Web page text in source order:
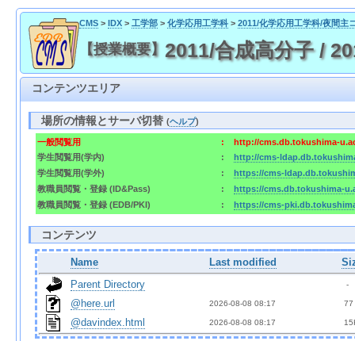
CMS> IDX> 工学部> 化学応用工学科> 2011/化学応用工学科/夜間主
【授業概要】 2011/合成高分子 /
コンテンツエリア
場所の情報とサーバ切替(ヘルプ)
一般閲覧用 :
http://cms.db.tokushima-
学生閲覧用(学内)
:
http://cms-
学生閲覧用(学外)
:
https://cms-
教職員閲覧・登録 (ID&Pass)
:
https://cms.db.tokushima-
教職員閲覧・登録 (EDB/PKI)
: https://cms-
コンテンツ
Name Last modified
Parent Directory
  -
@here.url 2026-08-08 08:17 77
@davindex.html 2026-08-08 08:17